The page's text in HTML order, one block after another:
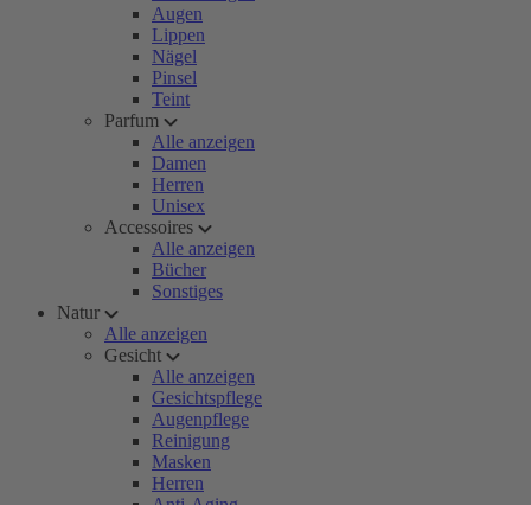
Augen
Lippen
Nägel
Pinsel
Teint
Parfum
Alle anzeigen
Damen
Herren
Unisex
Accessoires
Alle anzeigen
Bücher
Sonstiges
Natur
Alle anzeigen
Gesicht
Alle anzeigen
Gesichtspflege
Augenpflege
Reinigung
Masken
Herren